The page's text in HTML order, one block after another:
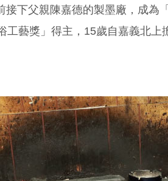
下父親陳嘉德的製墨廠，成為
藝獎」得主，15歲自嘉義北上